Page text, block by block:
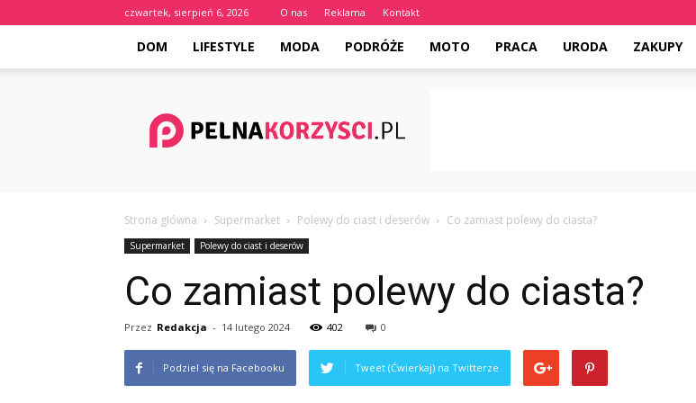
czwartek, sierpień 6, 2026 O nas Reklama Kontakt
DOM LIFESTYLE MODA PODRÓŻE MOTO PRACA URODA ZAKUPY
Strona główna Supermarket Polewy do ciast i deserów Co zamiast polewy do ciasta?
Supermarket Polewy do ciast i deserów
Co zamiast polewy do ciasta?
Przez Redakcja - 14 lutego 2024 402 0
Podziel się na Facebooku Tweet (Ćwierkaj) na Twitterze